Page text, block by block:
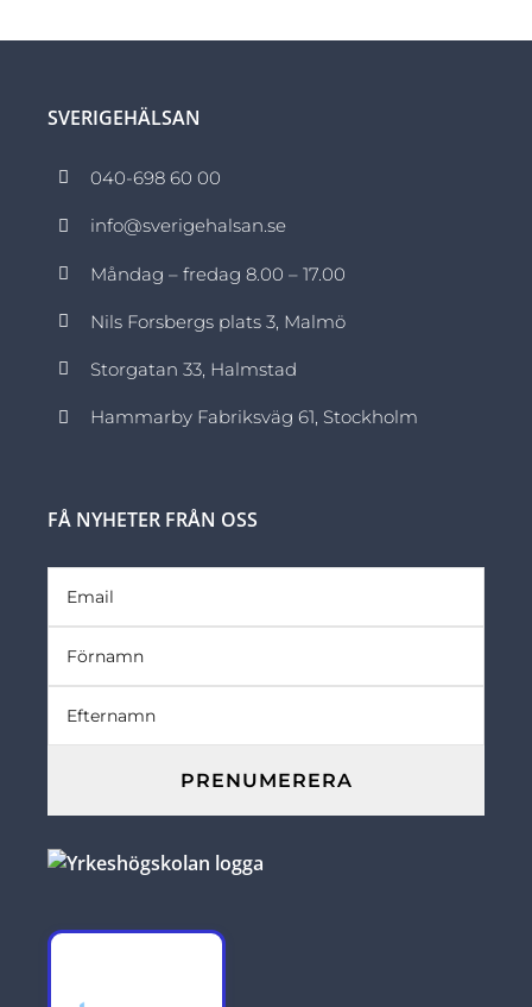
SVERIGEHÄLSAN
040-698 60 00
info@sverigehalsan.se
Måndag – fredag 8.00 – 17.00
Nils Forsbergs plats 3, Malmö
Storgatan 33, Halmstad
Hammarby Fabriksväg 61, Stockholm
FÅ NYHETER FRÅN OSS